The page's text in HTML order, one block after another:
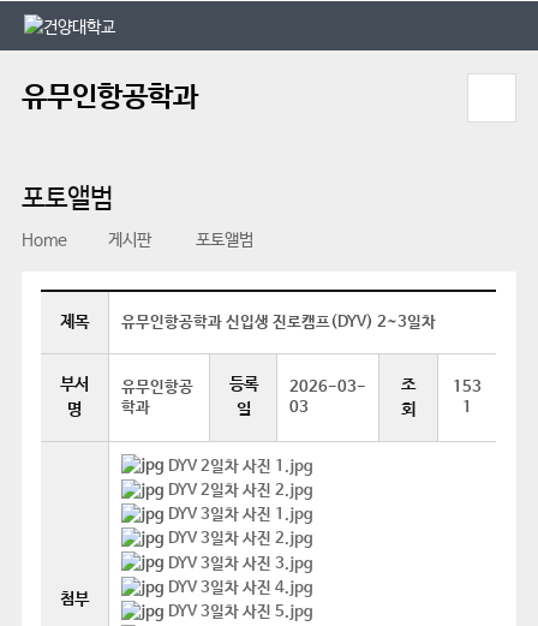
본문 바로가기
대메뉴 바로가기
유무인항공학과
포토앨범
Home 게시판 포토앨범
제목 유무인항공학과 신입생 진로캠프(DYV) 2~3일차
부서
명
유무인항공
학과
등록
일
2026-03-
03
조
회
153
1
첨부
DYV 2일차 사진 1.jpg
DYV 2일차 사진 2.jpg
DYV 3일차 사진 1.jpg
DYV 3일차 사진 2.jpg
DYV 3일차 사진 3.jpg
DYV 3일차 사진 4.jpg
DYV 3일차 사진 5.jpg